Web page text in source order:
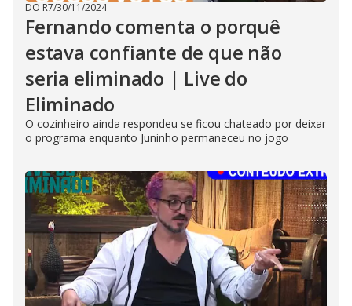
DO R7/30/11/2024
Fernando comenta o porquê
estava confiante de que não
seria eliminado | Live do
Eliminado
O cozinheiro ainda respondeu se ficou chateado por deixar
o programa enquanto Juninho permaneceu no jogo